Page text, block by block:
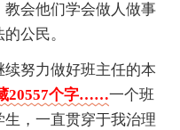
会他们学会做人做事
公民。
努力做好班主任的本
20557个字……一个班
，一直贯穿于我治理